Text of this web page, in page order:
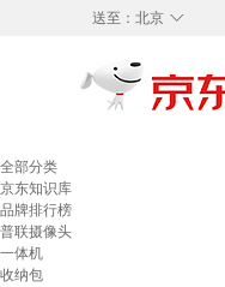
◇
送至： 北京
全部分类
京东知识库
品牌排行榜
普联摄像头
一体机
收纳包